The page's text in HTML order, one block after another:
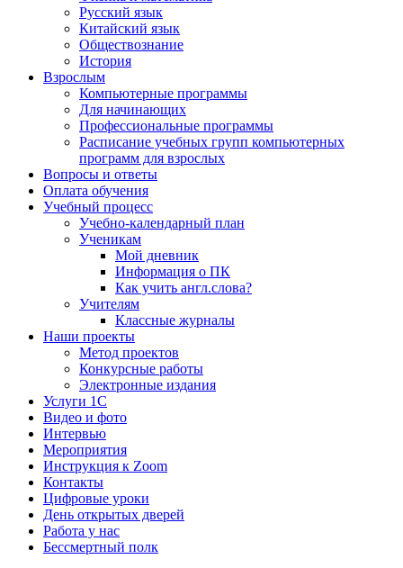
Русский язык
Китайский язык
Обществознание
История
Взрослым
Компьютерные программы
Для начинающих
Профессиональные программы
Расписание учебных групп компьютерных
программ для взрослых
Вопросы и ответы
Оплата обучения
Учебный процесс
Учебно-календарный план
Ученикам
Мой дневник
Информация о ПК
Как учить англ.слова?
Учителям
Классные журналы
Наши проекты
Метод проектов
Конкурсные работы
Электронные издания
Услуги 1C
Видео и фото
Интервью
Мероприятия
Инструкция к Zoom
Контакты
Цифровые уроки
День открытых дверей
Работа у нас
Бессмертный полк